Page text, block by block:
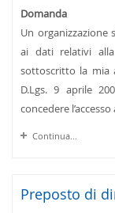
Domanda
Un organizzazione
ai dati relativi
sottoscritto la mia
D.Lgs. 9 aprile
concedere
Continua...
Preposto di